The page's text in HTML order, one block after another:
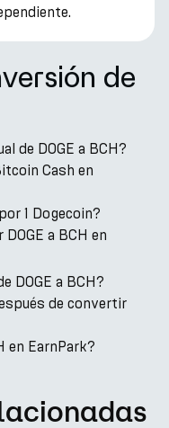
de
de DOGE a BCH?
Cash en
1 Dogecoin?
a BCH en
DOGE a BCH?
de convertir
en EarnPark?